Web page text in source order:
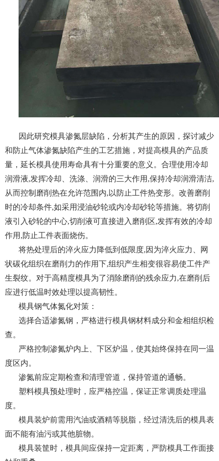
因此研究模具渗氮层缺陷，分析其产生的原因，探讨减少
和防止气体渗氮缺陷产生的工艺措施，对提高模具的产品质
量，延长模具使用寿命具有十分重要的意义。合理使用冷却
润滑液,发挥冷却、洗涤、润滑的三大作用,保持冷却润滑清洁,
从而控制磨削热在允许范围内,以防止工件热变形。改善磨削
时的冷却条件,如采用浸油砂轮或内冷却砂轮等措施。将切削
液引入砂轮的中心,切削液可直接进入磨削区,发挥有效的冷却
作用,防止工件表面烧伤。
将热处理后的淬火应力降低到低限度,因为淬火应力、网
状碳化组织在磨削力的作用下,组织产生相变很容易使工件产
生裂纹。对于高精度模具为了消除磨削的残余应力,在磨削后
应进行低温时效处理以提高韧性。
模具钢气体氮化对策：
选择合适渗氮钢，严格进行模具钢材料成分和金相组织检
查。
严格控制渗氮炉内上、下区炉温，使其始终保持在同一温
度区内。
渗氮前应定期检查和清理管道，保持管道的通畅。
塑料模具预处理时，应严格控温，保证正常调质处理温
度。
模具装炉前需用汽油或酒精等脱脂，经过清洗后的模具表
面不能有油污或其他脏物。
模具装筐时，模具间应保持一定距离，严防模具工作面接